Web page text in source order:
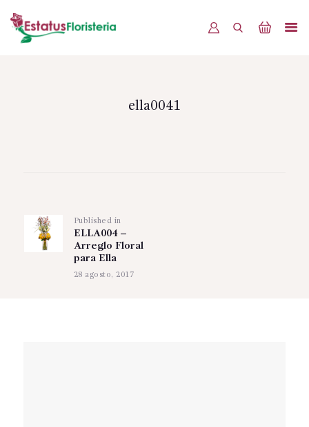
PRODUCTOSella0041
entradasPublished in
post:
ELLA004 –
Arreglo Floral
para Ella
28 agosto, 2017